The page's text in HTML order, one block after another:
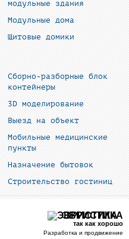
модульные здания
Модульные дома
Щитовые домики
Сборно-разборные блок
контейнеры
3D моделирование
Выезд на объект
Мобильные медицинские
пункты
Назначение бытовок
Строительство гостиниц
ЭВРИСТИКА
так как хорошо
Разработка и продвижение